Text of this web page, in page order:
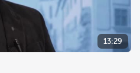
13:29